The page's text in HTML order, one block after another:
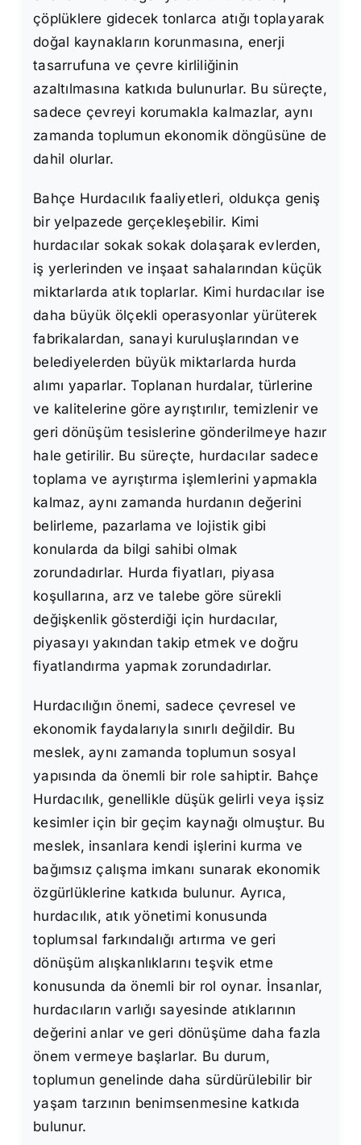
çöplüklere gidecek tonlarca atığı toplayarak
doğal kaynakların korunmasına, enerji
tasarrufuna ve çevre kirliliğinin
azaltılmasına katkıda bulunurlar. Bu süreçte,
sadece çevreyi korumakla kalmazlar, aynı
zamanda toplumun ekonomik döngüsüne de
dahil olurlar.
Bahçe Hurdacılık faaliyetleri, oldukça geniş
bir yelpazede gerçekleşebilir. Kimi
hurdacılar sokak sokak dolaşarak evlerden,
iş yerlerinden ve inşaat sahalarından küçük
miktarlarda atık toplarlar. Kimi hurdacılar ise
daha büyük ölçekli operasyonlar yürüterek
fabrikalardan, sanayi kuruluşlarından ve
belediyelerden büyük miktarlarda hurda
alımı yaparlar. Toplanan hurdalar, türlerine
ve kalitelerine göre ayrıştırılır, temizlenir ve
geri dönüşüm tesislerine gönderilmeye hazır
hale getirilir. Bu süreçte, hurdacılar sadece
toplama ve ayrıştırma işlemlerini yapmakla
kalmaz, aynı zamanda hurdanın değerini
belirleme, pazarlama ve lojistik gibi
konularda da bilgi sahibi olmak
zorundadırlar. Hurda fiyatları, piyasa
koşullarına, arz ve talebe göre sürekli
değişkenlik gösterdiği için hurdacılar,
piyasayı yakından takip etmek ve doğru
fiyatlandırma yapmak zorundadırlar.
Hurdacılığın önemi, sadece çevresel ve
ekonomik faydalarıyla sınırlı değildir. Bu
meslek, aynı zamanda toplumun sosyal
yapısında da önemli bir role sahiptir. Bahçe
Hurdacılık, genellikle düşük gelirli veya işsiz
kesimler için bir geçim kaynağı olmuştur. Bu
meslek, insanlara kendi işlerini kurma ve
bağımsız çalışma imkanı sunarak ekonomik
özgürlüklerine katkıda bulunur. Ayrıca,
hurdacılık, atık yönetimi konusunda
toplumsal farkındalığı artırma ve geri
dönüşüm alışkanlıklarını teşvik etme
konusunda da önemli bir rol oynar. İnsanlar,
hurdacıların varlığı sayesinde atıklarının
değerini anlar ve geri dönüşüme daha fazla
önem vermeye başlarlar. Bu durum,
toplumun genelinde daha sürdürülebilir bir
yaşam tarzının benimsenmesine katkıda
bulunur.